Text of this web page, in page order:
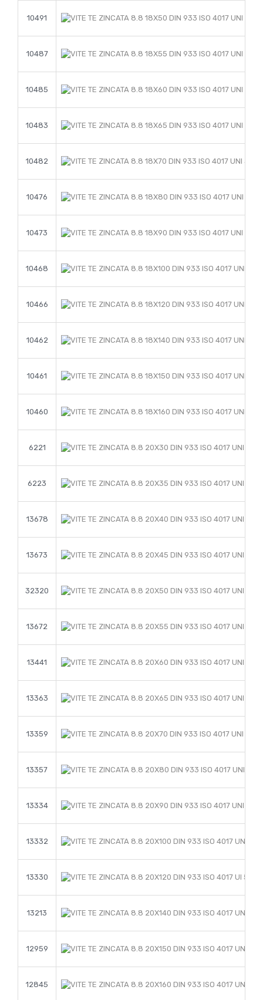
10491
10487
10485
10483
10482
10476
10473
10468
10466
10462
10461
10460
6221
6223
13678
13673
32320
13672
13441
13363
13359
13357
13334
13332
13330
13213
12959
12845